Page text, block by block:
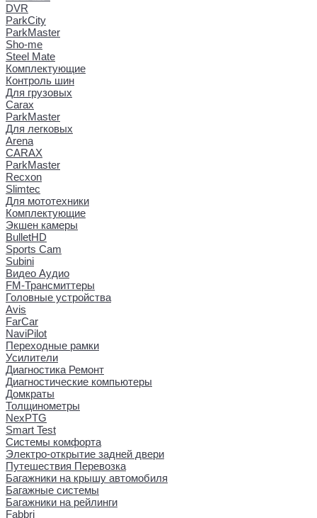
DVR
ParkCity
ParkMaster
Sho-me
Steel Mate
Комплектующие
Контроль шин
Для грузовых
Carax
ParkMaster
Для легковых
Arena
CARAX
ParkMaster
Recxon
Slimtec
Для мототехники
Комплектующие
Экшен камеры
BulletHD
Sports Cam
Subini
Видео Аудио
FM-Трансмиттеры
Головные устройства
Avis
FarCar
NaviPilot
Переходные рамки
Усилители
Диагностика Ремонт
Диагностические компьютеры
Домкраты
Толщинометры
NexPTG
Smart Test
Системы комфорта
Электро-открытие задней двери
Путешествия Перевозка
Багажники на крышу автомобиля
Багажные системы
Багажники на рейлинги
Fabbri